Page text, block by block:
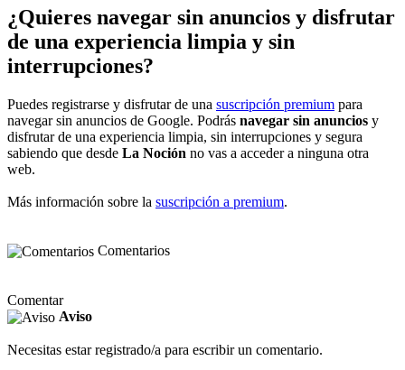
¿Quieres navegar sin anuncios y disfrutar
de una experiencia limpia y sin
interrupciones?
Puedes registrarse y disfrutar de una suscripción premium para
navegar sin anuncios de Google. Podrás navegar sin anuncios y
disfrutar de una experiencia limpia, sin interrupciones y segura
sabiendo que desde La Noción no vas a acceder a ninguna otra
web.
Más información sobre la suscripción a premium.
Comentarios
Comentar
Aviso
Necesitas estar registrado/a para escribir un comentario.